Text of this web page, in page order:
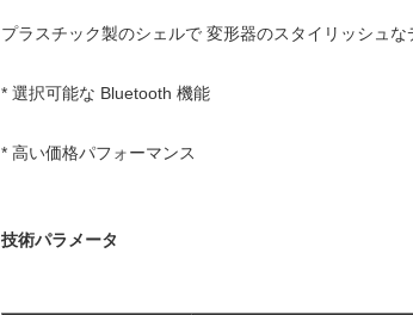
プラスチック製のシェルで 変形器のスタイリッシュ
* 選択可能な Bluetooth 機能
* 高い価格パフォーマンス
技術パラメータ